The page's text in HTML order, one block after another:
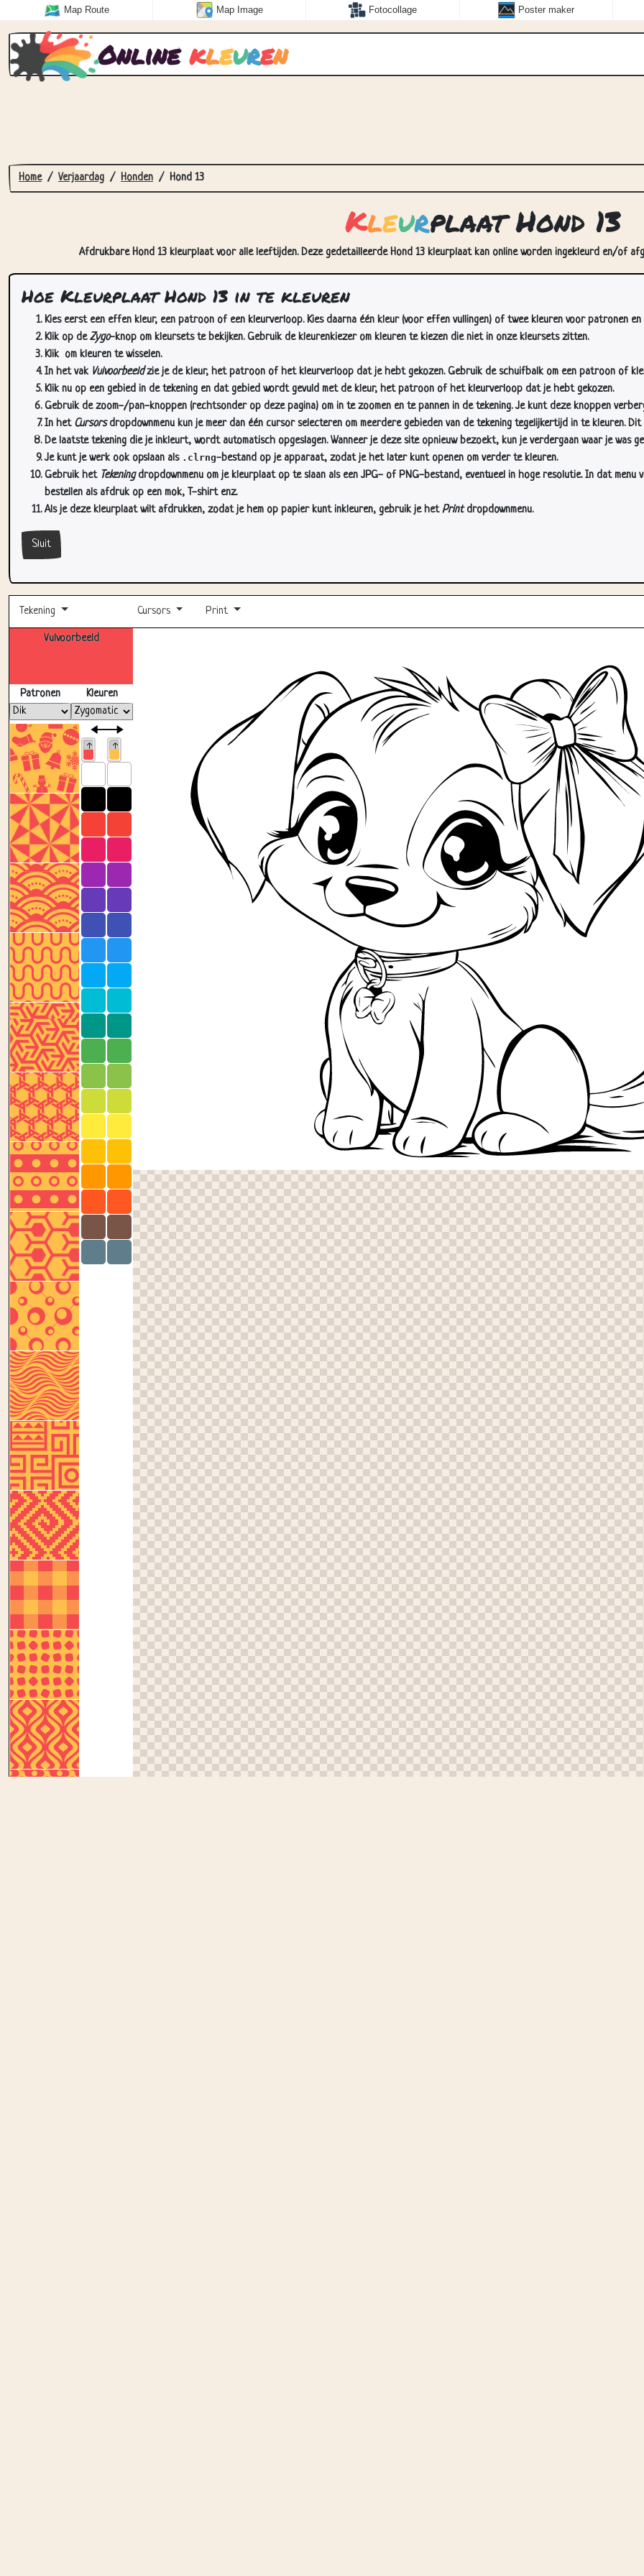
Map Route Map Image Fotocollage Poster maker
Online kleuren
Home Verjaardag Honden Hond 13
Kleurplaat Hond 13
Afdrukbare Hond 13 kleurplaat voor alle leeftijden. Deze gedetailleerde Hond 13 kleurplaat kan online worden ingekleurd en/of
Hoe Kleurplaat Hond 13 in te kleuren
Kies eerst een effen kleur, een patroon of een kleurverloop. Kies daarna één kleur (voor effen vullingen) of twee kleuren voor patronen en
Klik op deZygo-knop om kleursets te bekijken. Gebruik de kleurenkiezer om kleuren te kiezen die niet in onze kleursets zitten.
Klik om kleuren te wisselen.
In het vak Vulvoorbeeldzie je de kleur, het patroon of het kleurverloop dat je hebt gekozen. Gebruik de schuifbalk om een patroon of
Klik nu op een gebied in de tekening en dat gebied wordt gevuld met de kleur, het patroon of het kleurverloop dat je hebt gekozen.
Gebruik de zoom-/pan-knoppen (rechtsonder op deze pagina) om in te zoomen en te pannen in de tekening. Je kunt deze knoppen
In het Cursorsdropdownmenu kun je meer dan één cursor selecteren om meerdere gebieden van de tekening tegelijkertijd in te kleuren. Dit
De laatste tekening die je inkleurt, wordt automatisch opgeslagen. Wanneer je deze site opnieuw bezoekt, kun je verdergaan waar je was
Je kunt je werk ook opslaan als .clrng-bestand op je apparaat, zodat je het later kunt openen om verder te kleuren.
Gebruik het Tekeningdropdownmenu om je kleurplaat op te slaan als een JPG- of PNG-bestand, eventueel in hoge resolutie. In dat
bestellen als afdruk op een mok, T-shirt enz.
Als je deze kleurplaat wilt afdrukken, zodat je hem op papier kunt inkleuren, gebruik je hetPrintdropdownmenu.
Sluit
Tekening Cursors Print
Vulvoorbeeld
Patronen Kleuren